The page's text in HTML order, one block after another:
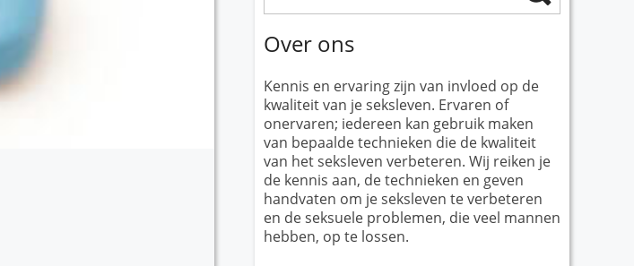
Over ons
Kennis en ervaring zijn van invloed op de
kwaliteit van je seksleven. Ervaren of
onervaren; iedereen kan gebruik maken
van bepaalde technieken die de kwaliteit
van het seksleven verbeteren. Wij reiken je
de kennis aan, de technieken en geven
handvaten om je seksleven te verbeteren
en de seksuele problemen, die veel mannen
hebben, op te lossen.